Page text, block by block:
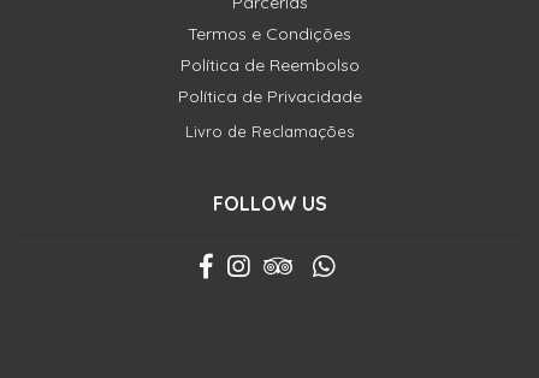
Termos e Condições
Política de Reembolso
Política de Privacidade
Livro de Reclamações
FOLLOW US